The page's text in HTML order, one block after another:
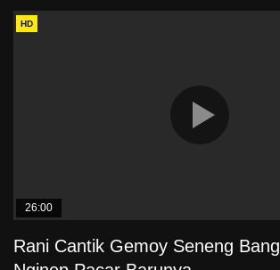
HD
26:00
Rani Cantik Gemoy Seneng